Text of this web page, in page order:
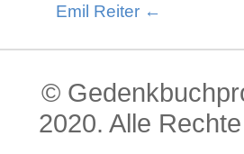
Emil Reiter ←
©
2020. Alle